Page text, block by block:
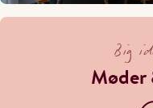
Big
Møder